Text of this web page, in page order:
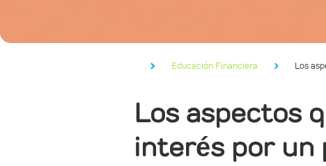
Educación Financiera Los
Los aspectos
interés por un